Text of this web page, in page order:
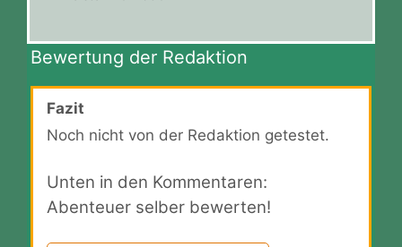
Bewertung der Redaktion
Fazit
Noch nicht von der Redaktion getestet.
Unten in den Kommentaren:
Abenteuer selber bewerten!